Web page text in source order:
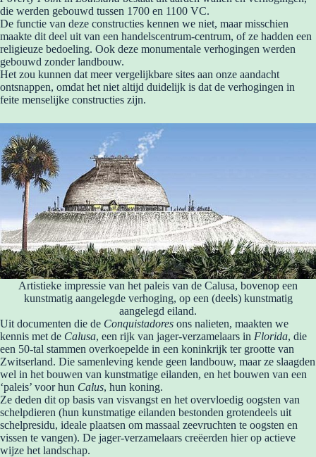
die werden gebouwd tussen 1700 en 1100 VC.
De functie van deze constructies kennen we niet, maar misschien
maakte dit deel uit van een handelscentrum-centrum, of ze hadden een
religieuze bedoeling. Ook deze monumentale verhogingen werden
gebouwd zonder landbouw.
Het zou kunnen dat meer vergelijkbare sites aan onze aandacht
ontsnappen, omdat het niet altijd duidelijk is dat de verhogingen in
feite menselijke constructies zijn.
Artistieke impressie van het paleis van de Calusa, bovenop een
kunstmatig aangelegde verhoging, op een (deels) kunstmatig
aangelegd eiland.
Uit documenten die de Conquistadores ons nalieten, maakten we
kennis met de Calusa, een rijk van jager-verzamelaars in Florida, die
een 50-tal stammen overkoepelde in een koninkrijk ter grootte van
Zwitserland. Die samenleving kende geen landbouw, maar ze slaagden
wel in het bouwen van kunstmatige eilanden, en het bouwen van een
‘paleis’ voor hun Calus, hun koning.
Ze deden dit op basis van visvangst en het overvloedig oogsten van
schelpdieren (hun kunstmatige eilanden bestonden grotendeels uit
schelpresidu, ideale plaatsen om massaal zeevruchten te oogsten en
vissen te vangen). De jager-verzamelaars creëerden hier op actieve
wijze het landschap.